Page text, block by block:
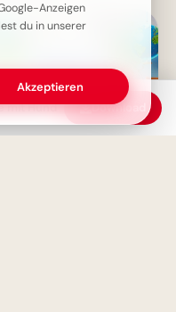
mit Hund Download
Anzeigen
du in unserer
Akzeptieren